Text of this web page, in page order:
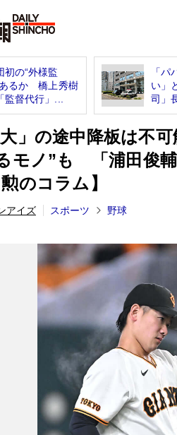
初の“外様監
るか 橋上秀樹
督代行」...
「
い」
司」
」の途中降板は不
モノ”も 「浦田俊
のコラム】
アイズ スポーツ 野球